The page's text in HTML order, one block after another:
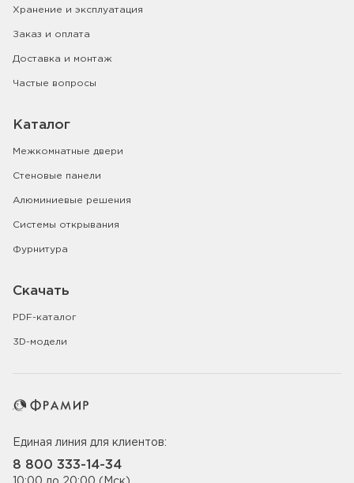
Хранение и эксплуатация
Заказ и оплата
Доставка и монтаж
Частые вопросы
Каталог
Межкомнатные двери
Стеновые панели
Алюминиевые решения
Системы открывания
Фурнитура
Скачать
PDF-каталог
3D-модели
Единая линия для клиентов:
8 800 333-14-34